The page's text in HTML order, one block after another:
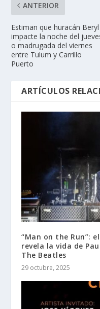
ANTERIOR
Estiman que huracán Beryl
impacte la noche del
o madrugada del viernes
entre Tulum y Carrillo
Puerto
ARTÍCULOS
“Man on the Run”:
revela la vida de
The Beatles
29 octubre, 2025